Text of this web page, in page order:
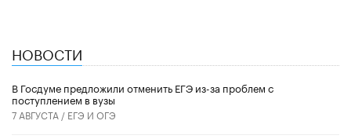
НОВОСТИ
В Госдуме предложили отменить ЕГЭ из-за проблем с
поступлением в вузы
7 АВГУСТА / ЕГЭ И ОГЭ